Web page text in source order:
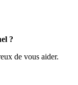
?
de vous aider.